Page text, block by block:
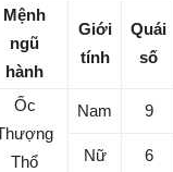
Mệnh
ngũ
hành
Giới
tính
Quái
số
Ốc
Thổ
Nam 9
Nữ 6